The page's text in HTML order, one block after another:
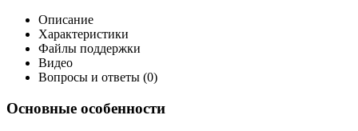
Описание
Характеристики
Файлы поддержки
Видео
Вопросы и ответы (0)
Основные особенности